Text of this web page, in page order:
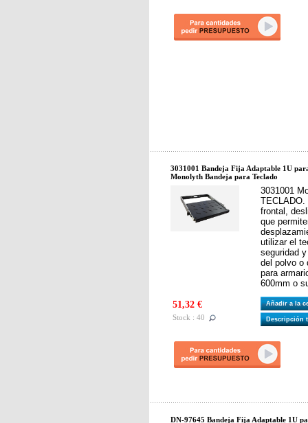
3031001 Bandeja Fija Adaptable 1U
Monolyth Bandeja para Teclado
3031001
TECLADO.
frontal,
que
utilizar el
seguridad
del polvo o
para
600mm o
51,32 €
Stock : 40
Añadir a la
Descripción
DN-97645 Bandeja Fija Adaptable 1U